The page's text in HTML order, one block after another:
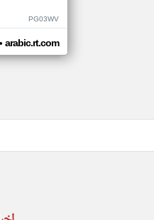
PG03WV
• arabic.rt.com